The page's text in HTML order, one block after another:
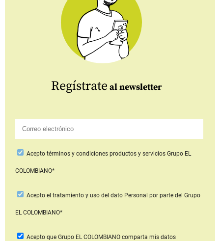
Regístrate al newsletter
Aceptotérminos y condiciones productos y serviciosGrupo EL
COLOMBIANO*
Acepto el tratamiento y uso del dato Personal por parte del Grupo
EL COLOMBIANO*
Acepto que Grupo EL COLOMBIANOcomparta mis datos